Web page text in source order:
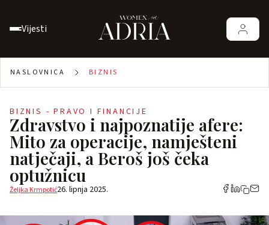
Vijesti
NASLOVNICA BIZNIS
BIZNIS - PRAVO I FINANCIJE
Zdravstvo i najpoznatije afere:
Mito za operacije, namješteni
natječaji, a Beroš još čeka
optužnicu
Željka Krmpotić26. lipnja 2025.